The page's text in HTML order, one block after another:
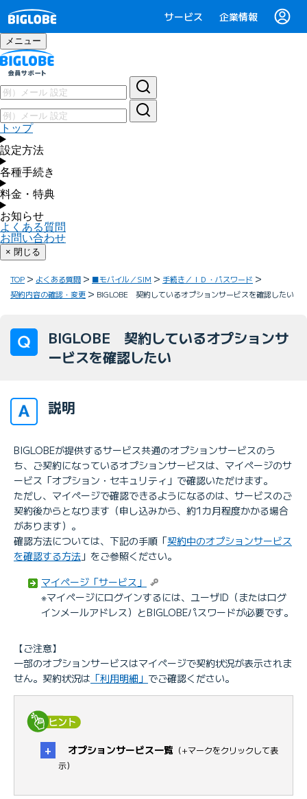
サービス 企業情報
メニュー
トップ
設定方法
各種手続き
料金・特典
お知らせ
よくある質問
お問い合わせ
× 閉じる
TOP よくある質問 ■モバイル／SIM
手続き／ＩＤ・パスワード
契約内容の確認・変更
BIGLOBE 契約しているオプションサービスを確認したい
BIGLOBE 契約しているオプションサ
ービスを確認したい
説明
BIGLOBEが提供するサービス共通のオプションサービスのう
ち、ご契約になっているオプションサービスは、マイページのサ
ービス「オプション・セキュリティ」で確認いただけます。
ただし、マイページで確認できるようになるのは、サービスのご
契約後からとなります（申し込みから、約1カ月程度かかる場合
があります）。
確認方法については、下記の手順「契約中のオプションサービス
を確認する方法 」をご参照ください。
マイページ「サービス」
※マイページにログインするには、ユーザID（またはログ
インメールアドレス）とBIGLOBEパスワードが必要です。
【ご注意】
一部のオプションサービスはマイページで契約状況が表示されま
せん。契約状況は 「利用明細」 でご確認ください。
オプションサービス一覧 （+マークをクリックして表
示）